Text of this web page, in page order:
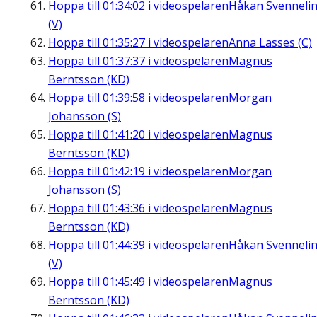
Hoppa till 01:34:02 i videospelarenHåkan
(V)
Hoppa till 01:35:27 i videospelarenAnna Lasses (C)
Hoppa till 01:37:37 i videospelarenMagnus
Berntsson (KD)
Hoppa till 01:39:58 i videospelarenMorgan
Johansson (S)
Hoppa till 01:41:20 i videospelarenMagnus
Berntsson (KD)
Hoppa till 01:42:19 i videospelarenMorgan
Johansson (S)
Hoppa till 01:43:36 i videospelarenMagnus
Berntsson (KD)
Hoppa till 01:44:39 i videospelarenHåkan
(V)
Hoppa till 01:45:49 i videospelarenMagnus
Berntsson (KD)